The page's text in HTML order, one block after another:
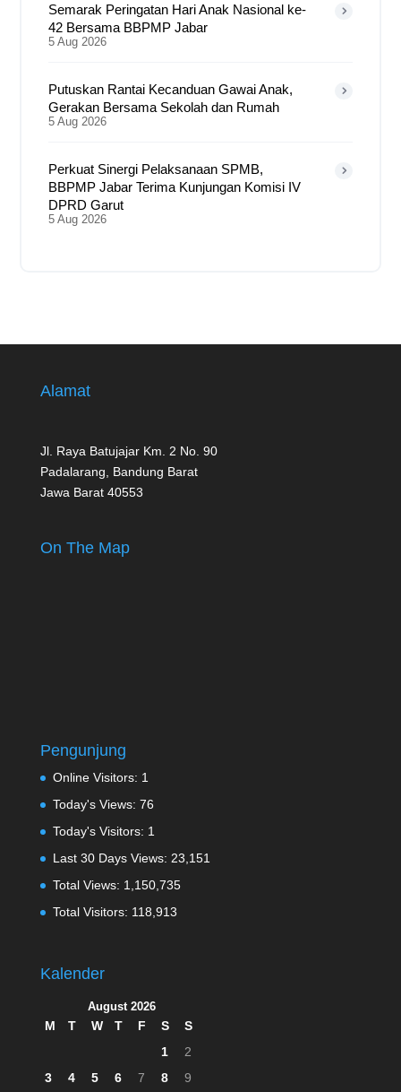
Semarak Peringatan Hari Anak Nasional ke-
42 Bersama BBPMP Jabar
5 Aug 2026
Putuskan Rantai Kecanduan Gawai Anak,
Gerakan Bersama Sekolah dan Rumah
5 Aug 2026
Perkuat Sinergi Pelaksanaan SPMB,
BBPMP Jabar Terima Kunjungan Komisi IV
DPRD Garut
5 Aug 2026
Alamat
Jl. Raya Batujajar Km. 2 No. 90
Padalarang, Bandung Barat
Jawa Barat 40553
On The Map
Pengunjung
Online Visitors: 1
Today's Views: 76
Today's Visitors: 1
Last 30 Days Views: 23,151
Total Views: 1,150,735
Total Visitors: 118,913
Kalender
August 2026
M T W T F S
S
1
2
3
4 5 6 7 8 9